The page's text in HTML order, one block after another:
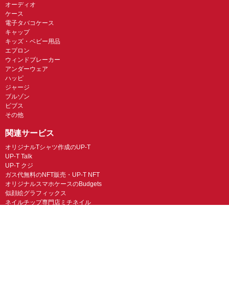
オーディオ
ケース
電子タバコケース
キャップ
キッズ・ベビー用品
エプロン
ウィンドブレーカー
アンダーウェア
ハッピ
ジャージ
ブルゾン
ビブス
その他
関連サービス
オリジナルTシャツ作成のUP-T
UP-T Talk
UP-T クジ
ガス代無料のNFT販売・UP-T NFT
オリジナルスマホケースのBudgets
似顔絵グラフィックス
ネイルチップ専門店ミチネイル